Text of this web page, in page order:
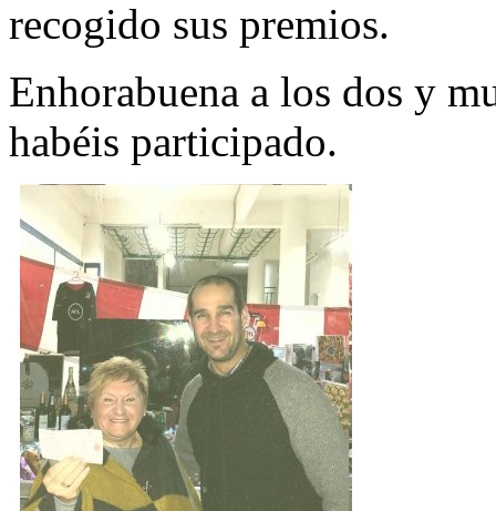
recogido sus premios.
Enhorabuena a los dos y
habéis participado.